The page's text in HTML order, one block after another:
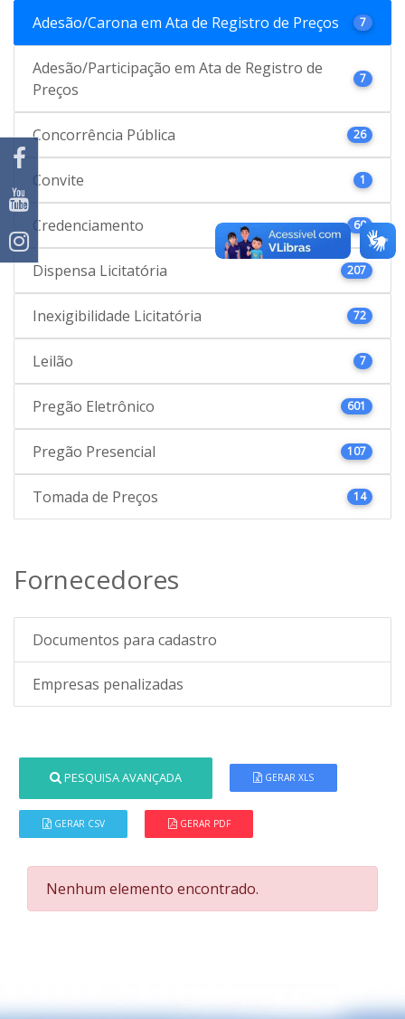
Adesão/Carona em Ata de Registro de Preços 7
Adesão/Participação em Ata de Registro de
Preços
7
Concorrência Pública 26
Convite 1
Credenciamento 60
Dispensa Licitatória 207
Inexigibilidade Licitatória 72
Leilão 7
Pregão Eletrônico 601
Pregão Presencial 107
Tomada de Preços 14
Fornecedores
Documentos para cadastro
Empresas penalizadas
PESQUISA AVANÇADA GERAR XLS
GERAR CSV GERAR PDF
Nenhum elemento encontrado.